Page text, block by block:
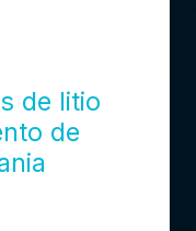
de litio
de